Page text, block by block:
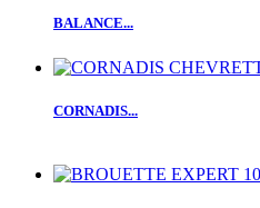
BALANCE...
CORNADIS...